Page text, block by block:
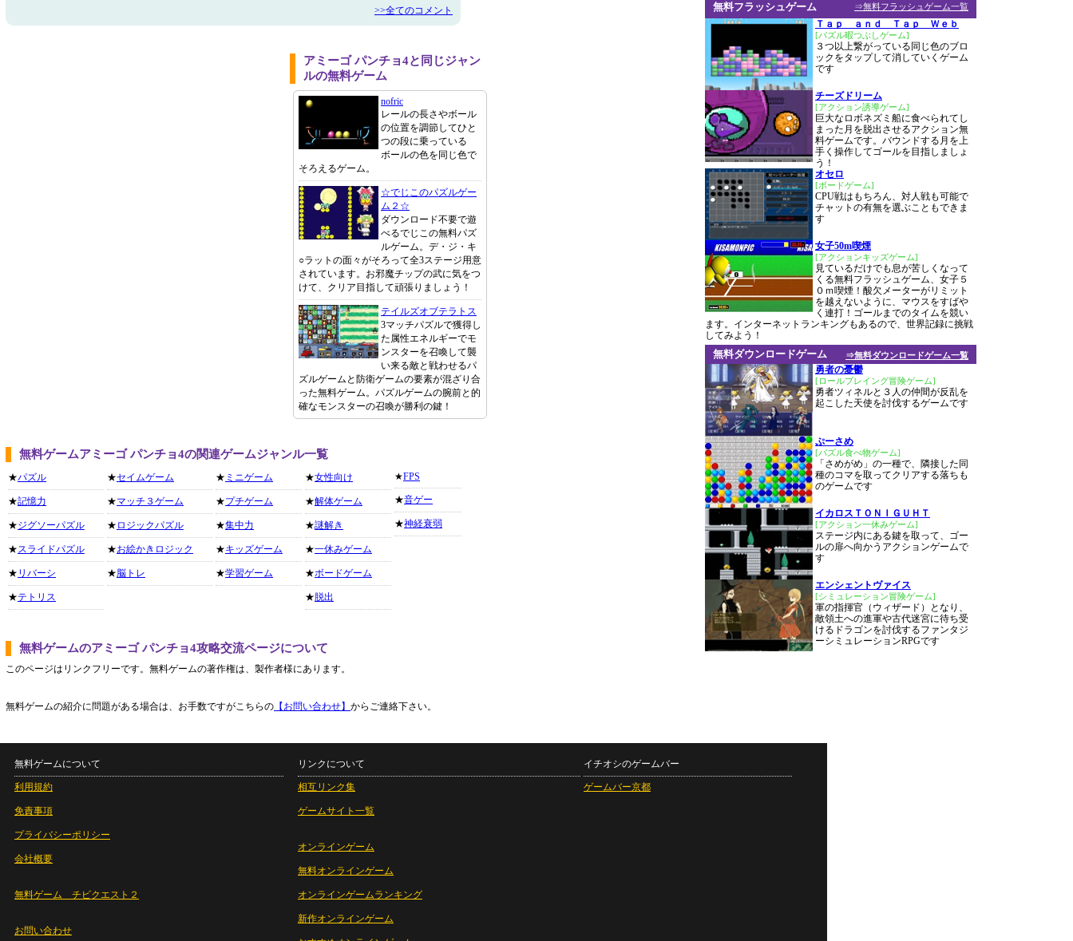
>>全てのコメント
アミーゴ パンチョ4と同じジャン
ルの無料ゲーム
nofric
レールの長さやボール
の位置を調節してひと
つの段に乗っている
ボールの色を同じ色で
そろえるゲーム。
☆でじこのパズルゲー
ム２☆
ダウンロード不要で遊
べるでじこの無料パズ
ルゲーム。デ・ジ・キ
○ラットの面々がそろって全3ステージ用意
されています。お邪魔チップの武に気をつ
けて、クリア目指して頑張りましょう！
テイルズオブテラトス
3マッチパズルで獲得し
た属性エネルギーでモ
ンスターを召喚して襲
い来る敵と戦わせるパ
ズルゲームと防衛ゲームの要素が混ざり合
った無料ゲーム。パズルゲームの腕前と的
確なモンスターの召喚が勝利の鍵！
無料ゲームアミーゴ パンチョ4の関連ゲームジャンル一覧
★パズル
★記憶力
★ジグソーパズル
★スライドパズル
★ リバーシ
★テトリス
★セイムゲーム
★マッチ３ゲーム
★ ロジックパズル
★お絵かきロジック
★脳トレ
★ ミニゲーム
★プチゲーム
★集中力
★キッズゲーム
★学習ゲーム
★女性向け
★解体ゲーム
★謎解き
★一休みゲーム
★ボードゲーム
★ 脱出
★FPS
★音ゲー
★神経衰弱
無料ゲームのアミーゴ パンチョ4攻略交流ページについて
このページはリンクフリーです。無料ゲームの著作権は、製作者様にあります。
無料ゲームの紹介に問題がある場合は、お手数ですがこちらの 【お問い合わせ】 からご連絡下さい。
⇒無料フラッシュゲーム一覧
無料フラッシュゲーム
Ｔａｐ ａｎｄ Ｔａｐ Ｗｅｂ
[パズル暇つぶしゲーム]
３つ以上繋がっている同じ色のブロ
ックをタップして消していくゲーム
です
チーズドリーム
[アクション誘導ゲーム]
巨大なロボネズミ船に食べられてし
まった月を脱出させるアクション無
料ゲームです。バウンドする月を上
手く操作してゴールを目指しましょ
う！
オセロ
[ボードゲーム]
CPU戦はもちろん、対人戦も可能で
チャットの有無を選ぶこともできま
す
女子50m喫煙
[アクションキッズゲーム]
見ているだけでも息が苦しくなって
くる無料フラッシュゲーム、女子５
０ｍ喫煙！酸欠メーターがリミット
を越えないように、マウスをすばや
く連打！ゴールまでのタイムを競い
ます。インターネットランキングもあるので、世界記録に挑戦
してみよう！
⇒無料ダウンロードゲーム一覧
無料ダウンロードゲーム
勇者の憂鬱
[ロールプレイング冒険ゲーム]
勇者ツィネルと３人の仲間が反乱を
起こした天使を討伐するゲームです
ぷーさめ
[パズル食べ物ゲーム]
「さめがめ」の一種で、隣接した同
種のコマを取ってクリアする落ちも
のゲームです
イカロスＴＯＮＩＧＵＨＴ
[アクション一休みゲーム]
ステージ内にある鍵を取って、ゴー
ルの扉へ向かうアクションゲームで
す
エンシェントヴァイス
[シミュレーション冒険ゲーム]
軍の指揮官（ウィザード）となり、
敵領土への進軍や古代迷宮に待ち受
けるドラゴンを討伐するファンタジ
ーシミュレーションRPGです
無料ゲームについて
利用規約
免責事項
プライバシーポリシー
会社概要
無料ゲーム チビクエスト２
お問い合わせ
リンクについて
相互リンク集
ゲームサイト一覧
オンラインゲーム
無料オンラインゲーム
オンラインゲームランキング
新作オンラインゲーム
イチオシのゲームバー
ゲームバー京都